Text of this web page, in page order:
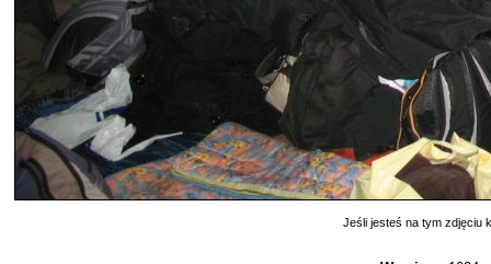
Jeśli jesteś na tym zdjęciu